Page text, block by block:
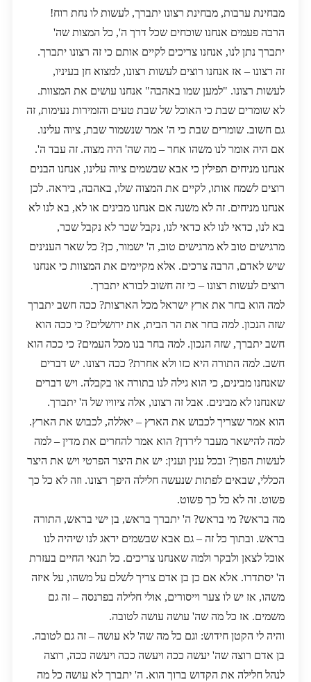
מבחינת ערבות, מבחינת רצונו יתברך, לעשות לו נחת רוח!
הרבה פעמים אנחנו שוכחים שכל דרך ה', כל המצות שה'
יתברך נתן לנו, אנחנו צריכים לקיים אותם כי זה רצונו יתברך.
זה רצונו – אז אנחנו רוצים לעשות רצונו, למצוא חן בעיניו,
לעשות רצונו. "למען שמו באהבה" אנחנו עושים את המצוות.
לא שומרים שבת כי האוכל של שבת טעים והזמירות נעימות, זה
גם חשוב. שומרים שבת כי ה' אמר שנשמור שבת, ציוה עלינו.
אם היה אומר לנו משהו אחר – מה שה' היה מצוה. זה עבד ה'.
אנחנו מניחים תפילין כי אבא שבשמים ציוה עלינו, אנחנו הבנים
רוצים לשמח אותו, לקיים את המצוה שלו, באהבה, ביראה. לכן
אנחנו מניחים. זה לא משנה אם אנחנו מבינים או לא, בא לנו לא
בא לנו, כדאי לנו לא כדאי לנו, נקבל שכר לא נקבל שכר,
מרגישים טוב לא מרגישים טוב, ה' ישמור, כן? כל שאר הענינים
שיש לאדם, הרבה צרכים. אלא מקיימים את המצוות כי אנחנו
רוצים לעשות רצונו – כי זה חשוב לבורא יתברך.
למה הוא בחר את ארץ ישראל מכל הארצות? ככה חשב יתברך
שזה הנכון. למה בחר את הר הבית, את ירושלים? כי ככה הוא
חשב יתברך, שזה הנכון. למה בחר בנו מכל העמים? כי ככה הוא
חשב. למה התורה היא כזו ולא אחרת? ככה רצונו. יש דברים
שאנחנו מבינים, כי הוא גילה לנו בתורה או בקבלה. ויש דברים
שאנחנו לא מבינים. אבל זה רצונו, אלה ציוויו של ה' יתברך.
הוא אמר שצריך לכבוש את הארץ – יאללה, לכבוש את הארץ.
למה להישאר מעבר לירדן? הוא אמר להחרים את מדין – למה
לעשות הפוך? ובכל ענין וענין: יש את היצר הפרטי ויש את היצר
הכללי, שבאים לפתות שנעשה חלילה היפך רצונו. וזה לא כל כך
פשוט. זה לא כל כך פשוט.
מה בראש? מי בראש? ה' יתברך בראש, בן ישי בראש, התורה
בראש. ובתוך כל זה – גם אבא שבשמים ידאג לנו שיהיה לנו
אוכל לצאן ולבקר ולמה שאנחנו צריכים. כל תנאי החיים בעזרת
ה' יסתדרו. אלא אם כן בן אדם צריך לשלם על משהו, על איזה
משהו, אז יש לו צער וייסורים, אולי חלילה בפרנסה – זה גם
משמים. אז כל מה שה' עושה עושה לטובה.
והיה לי הקטן חידוש: וגם כל מה שה' לא עושה – זה גם לטובה.
בן אדם רוצה שה' יעשה ככה ויעשה ככה ויעשה ככה, רוצה
לנהל חלילה את הקדוש ברוך הוא. ה' יתברך לא עושה כל מה